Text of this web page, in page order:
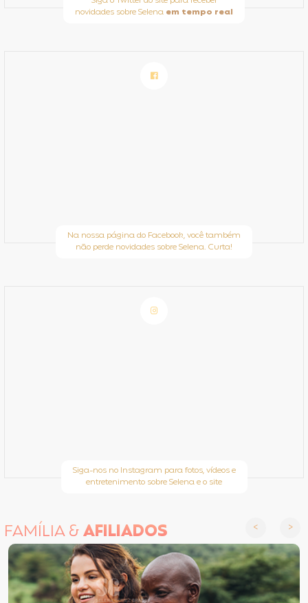
novidades sobre Selena em tempo real
Na nossa página do Facebook, você também
não perde novidades sobre Selena. Curta!
Siga-nos no Instagram para fotos, vídeos e
entretenimento sobre Selena e o site
FAMÍLIA &AFILIADOS